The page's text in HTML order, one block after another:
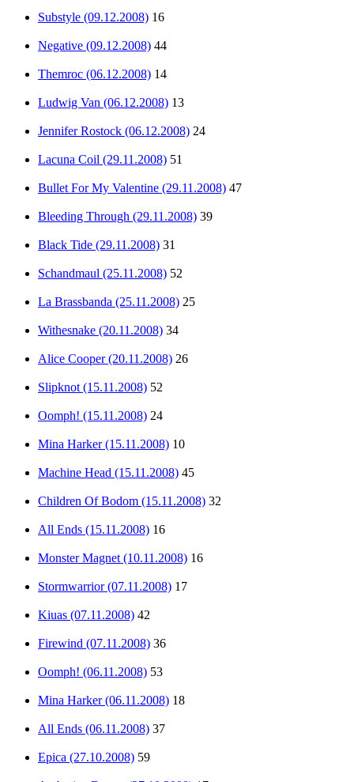
Substyle (09.12.2008) 16
Negative (09.12.2008) 44
Themroc (06.12.2008) 14
Ludwig Van (06.12.2008) 13
Jennifer Rostock (06.12.2008) 24
Lacuna Coil (29.11.2008) 51
Bullet For My Valentine (29.11.2008) 47
Bleeding Through (29.11.2008) 39
Black Tide (29.11.2008) 31
Schandmaul (25.11.2008) 52
La Brassbanda (25.11.2008) 25
Withesnake (20.11.2008) 34
Alice Cooper (20.11.2008) 26
Slipknot (15.11.2008) 52
Oomph! (15.11.2008) 24
Mina Harker (15.11.2008) 10
Machine Head (15.11.2008) 45
Children Of Bodom (15.11.2008) 32
All Ends (15.11.2008) 16
Monster Magnet (10.11.2008) 16
Stormwarrior (07.11.2008) 17
Kiuas (07.11.2008) 42
Firewind (07.11.2008) 36
Oomph! (06.11.2008) 53
Mina Harker (06.11.2008) 18
All Ends (06.11.2008) 37
Epica (27.10.2008) 59